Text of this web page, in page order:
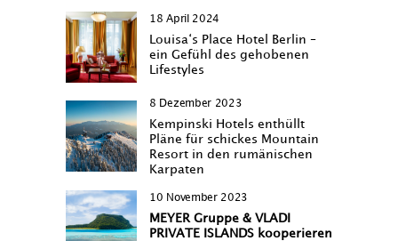
18 April 2024
Louisa‘s Place Hotel Berlin –
ein Gefühl des gehobenen
Lifestyles
8 Dezember 2023
Kempinski Hotels enthüllt
Pläne für schickes Mountain
Resort in den rumänischen
Karpaten
10 November 2023
MEYER Gruppe & VLADI
PRIVATE ISLANDS kooperieren